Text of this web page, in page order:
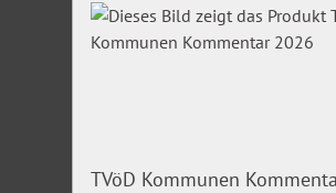
TVöD Kommunen